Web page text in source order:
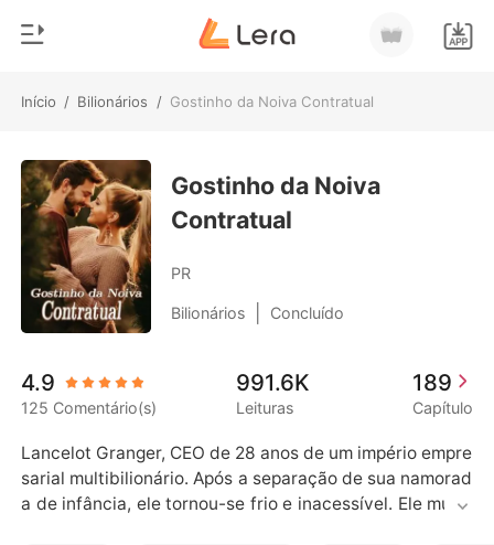
Início / Bilionários / Gostinho da Noiva Contratual
Loja
Histórico
Sair
Baixar App
Gênero
Moderno
Lobisomem
Contos
Bilionários
Contos Curtos
Gostinho da Noiva
Contratual
PR
Bilionários Concluído
4.9
125 Comentário(s)
991.6K
Leituras
189
Capítulo
Lancelot Granger, CEO de 28 anos de um império empre
sarial multibilionário. Após a separação de sua namorad
a de infância, ele tornou-se frio e inacessível. Ele mudo